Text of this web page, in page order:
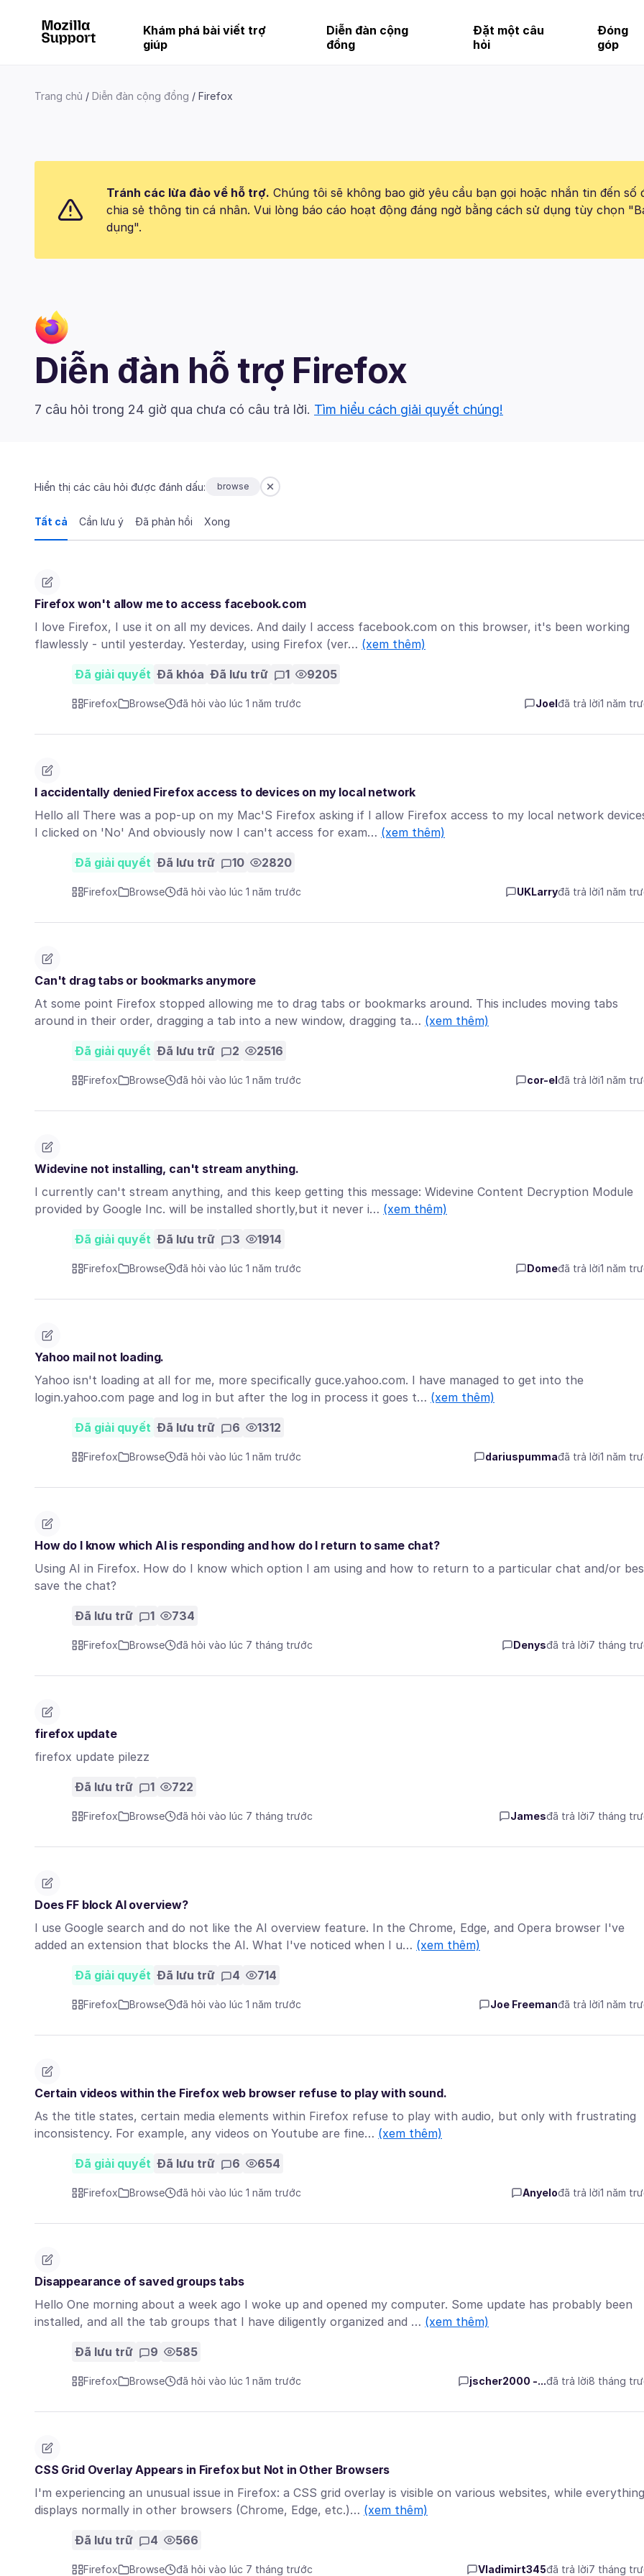
Khám phá bài viết trợ
giúp
Diễn đàn cộng
đồng
Đặt một câu
hỏi
Đóng
góp
Trang chủ Diễn đàn cộng đồng Firefox
Tránh các lừa đảo về hỗ trợ. Chúng tôi sẽ không bao giờ yêu cầu bạn gọi hoặc nhắn tin đến số
chia sẻ thông tin cá nhân. Vui lòng báo cáo hoạt động đáng ngờ bằng cách sử dụng tùy chọn
dụng".
Diễn đàn hỗ trợ Firefox
7 câu hỏi trong 24 giờ qua chưa có câu trả lời. Tìm hiểu cách giải quyết chúng!
Hiển thị các câu hỏi được đánh dấu: browse
Tất cả Cần lưu ý Đã phản hồi Xong
Firefox won't allow me to access facebook.com
I love Firefox, I use it on all my devices. And daily I access facebook.com on this browser, it's been working
flawlessly - until yesterday. Yesterday, using Firefox (ver… (xem thêm)
Đã giải quyết Đã khóa Đã lưu trữ 1 9205
Firefox Browse đã hỏi vào lúc 1 năm trước Joelđã trả lời1 năm
I accidentally denied Firefox access to devices on my local network
Hello all There was a pop-up on my Mac'S Firefox asking if I allow Firefox access to my local network
I clicked on 'No' And obviously now I can't access for exam… (xem thêm)
Đã giải quyết Đã lưu trữ 10 2820
Firefox Browse đã hỏi vào lúc 1 năm trước UKLarryđã trả lời1 năm
Can't drag tabs or bookmarks anymore
At some point Firefox stopped allowing me to drag tabs or bookmarks around. This includes moving tabs
around in their order, dragging a tab into a new window, dragging ta… (xem thêm)
Đã giải quyết Đã lưu trữ 2 2516
Firefox Browse đã hỏi vào lúc 1 năm trước cor-elđã trả lời1 năm
Widevine not installing, can't stream anything.
I currently can't stream anything, and this keep getting this message: Widevine Content Decryption Module
provided by Google Inc. will be installed shortly,but it never i… (xem thêm)
Đã giải quyết Đã lưu trữ 3 1914
Firefox Browse đã hỏi vào lúc 1 năm trước Domeđã trả lời1 năm
Yahoo mail not loading.
Yahoo isn't loading at all for me, more specifically guce.yahoo.com. I have managed to get into the
login.yahoo.com page and log in but after the log in process it goes t… (xem thêm)
Đã giải quyết Đã lưu trữ 6 1312
Firefox Browse đã hỏi vào lúc 1 năm trước dariuspummađã trả lời1 năm
How do I know which AI is responding and how do I return to same chat?
Using AI in Firefox. How do I know which option I am using and how to return to a particular chat and/or
save the chat?
Đã lưu trữ 1 734
Firefox Browse đã hỏi vào lúc 7 tháng trước Denysđã trả lời7 tháng
firefox update
firefox update pilezz
Đã lưu trữ 1 722
Firefox Browse đã hỏi vào lúc 7 tháng trước Jamesđã trả lời7 tháng
Does FF block AI overview?
I use Google search and do not like the AI overview feature. In the Chrome, Edge, and Opera browser I've
added an extension that blocks the AI. What I've noticed when I u… (xem thêm)
Đã giải quyết Đã lưu trữ 4 714
Firefox Browse đã hỏi vào lúc 1 năm trước Joe Freemanđã trả lời1 năm
Certain videos within the Firefox web browser refuse to play with sound.
As the title states, certain media elements within Firefox refuse to play with audio, but only with frustrating
inconsistency. For example, any videos on Youtube are fine… (xem thêm)
Đã giải quyết Đã lưu trữ 6 654
Firefox Browse đã hỏi vào lúc 1 năm trước Anyelođã trả lời1 năm
Disappearance of saved groups tabs
Hello One morning about a week ago I woke up and opened my computer. Some update has probably been
installed, and all the tab groups that I have diligently organized and … (xem thêm)
Đã lưu trữ 9 585
Firefox Browse đã hỏi vào lúc 1 năm trước jscher2000 -...đã trả lời8 tháng
CSS Grid Overlay Appears in Firefox but Not in Other Browsers
I'm experiencing an unusual issue in Firefox: a CSS grid overlay is visible on various websites, while everything
displays normally in other browsers (Chrome, Edge, etc.)… (xem thêm)
Đã lưu trữ 4 566
Firefox Browse đã hỏi vào lúc 7 tháng trước Vladimirt345đã trả lời7 tháng